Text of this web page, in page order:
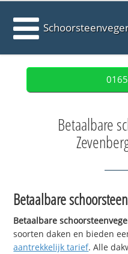
Betaalbare
Betaalbare
Betaalbare
soorten daken en bieden
aantrekkelijk tarief. Alle